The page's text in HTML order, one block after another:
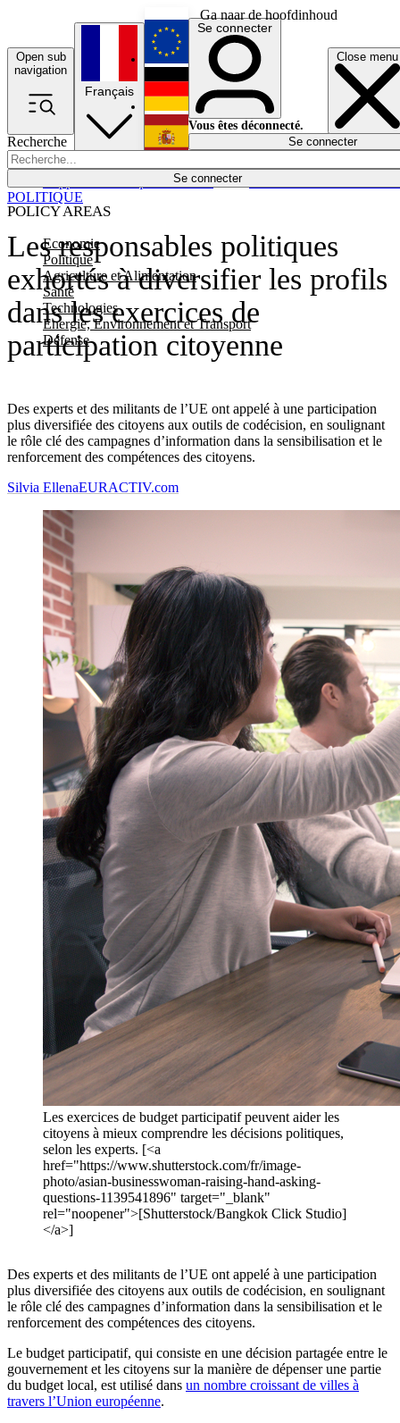
Ga naar de hoofdinhoud
Open sub
navigation
Close menu
Recherche
Se connecter
POLICY AREAS
Economie
Politique
Agriculture et Alimentation
Santé
Technologies
Energie, Environnement et Transport
Défense
Économie
Français
English
Deutsch
Español
Se connecter
Vous êtes déconnecté.
Se connecter
Les responsables politiques
exhortés à diversifier les profils
dans les exercices de
participation citoyenne
Des experts et des militants de l’UE ont appelé à une participation
plus diversifiée des citoyens aux outils de codécision, en soulignant
le rôle clé des campagnes d’information dans la sensibilisation et le
renforcement des compétences des citoyens.
POLITIQUE
Silvia EllenaEURACTIV.com
Les exercices de budget participatif peuvent aider les
citoyens à mieux comprendre les décisions politiques,
selon les experts. [<a
href="https://www.shutterstock.com/fr/image-
photo/asian-businesswoman-raising-hand-asking-
questions-1139541896" target="_blank"
rel="noopener">[Shutterstock/Bangkok Click Studio]
</a>]
Des experts et des militants de l’UE ont appelé à une participation
plus diversifiée des citoyens aux outils de codécision, en soulignant
le rôle clé des campagnes d’information dans la sensibilisation et le
renforcement des compétences des citoyens.
Le budget participatif, qui consiste en une décision partagée entre le
gouvernement et les citoyens sur la manière de dépenser une partie
du budget local, est utilisé dans un nombre croissant de villes à
travers l’Union européenne.